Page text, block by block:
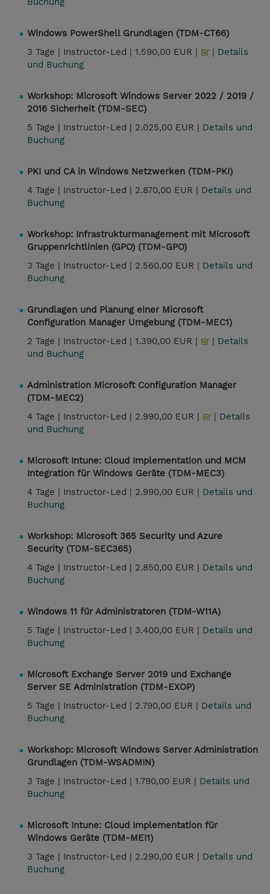
Windows PowerShell Grundlagen (TDM-CT66)
3 Tage | Instructor-Led | 1.590,00 EUR | | Details
und Buchung
Workshop: Microsoft Windows Server 2022 / 2019 /
2016 Sicherheit (TDM-SEC)
5 Tage | Instructor-Led | 2.025,00 EUR | Details und
Buchung
PKI und CA in Windows Netzwerken (TDM-PKI)
4 Tage | Instructor-Led | 2.870,00 EUR | Details und
Buchung
Workshop: Infrastrukturmanagement mit Microsoft
Gruppenrichtlinien (GPO) (TDM-GPO)
3 Tage | Instructor-Led | 2.560,00 EUR | Details und
Buchung
Grundlagen und Planung einer Microsoft
Configuration Manager Umgebung (TDM-MEC1)
2 Tage | Instructor-Led | 1.390,00 EUR | | Details
und Buchung
Administration Microsoft Configuration Manager
(TDM-MEC2)
4 Tage | Instructor-Led | 2.990,00 EUR | | Details
und Buchung
Microsoft Intune: Cloud Implementation und MCM
Integration für Windows Geräte (TDM-MEC3)
4 Tage | Instructor-Led | 2.990,00 EUR | Details und
Buchung
Workshop: Microsoft 365 Security und Azure
Security (TDM-SEC365)
4 Tage | Instructor-Led | 2.850,00 EUR | Details und
Buchung
Windows 11 für Administratoren (TDM-W11A)
5 Tage | Instructor-Led | 3.400,00 EUR | Details und
Buchung
Microsoft Exchange Server 2019 und Exchange
Server SE Administration (TDM-EXOP)
5 Tage | Instructor-Led | 2.790,00 EUR | Details und
Buchung
Workshop: Microsoft Windows Server Administration
Grundlagen (TDM-WSADMIN)
3 Tage | Instructor-Led | 1.790,00 EUR | Details und
Buchung
Microsoft Intune: Cloud Implementation für
Windows Geräte (TDM-MEI1)
3 Tage | Instructor-Led | 2.290,00 EUR | Details und
Buchung